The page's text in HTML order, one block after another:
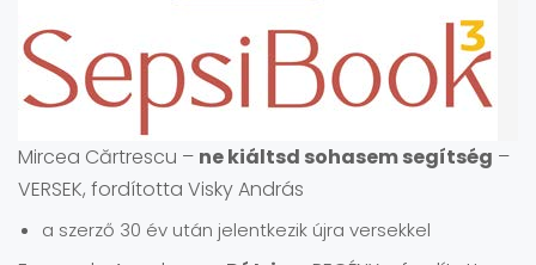
Mircea Cărtrescu – ne kiáltsd sohasem segítség –
VERSEK, fordította Visky András
a szerző 30 év után jelentkezik újra versekkel